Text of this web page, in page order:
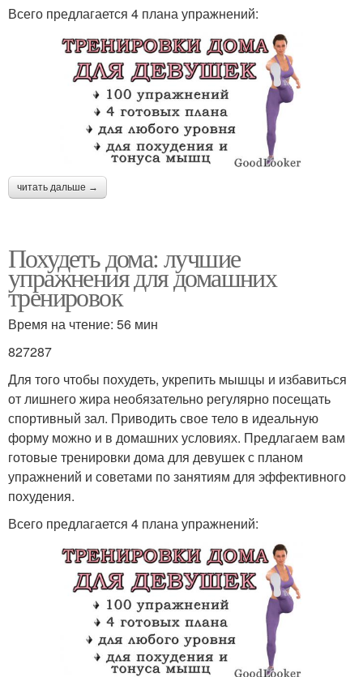
Всего предлагается 4 плана упражнений:
читать дальше →
Похудеть дома: лучшие
упражнения для домашних
тренировок
Время на чтение: 56 мин
827287
Для того чтобы похудеть, укрепить мышцы и избавиться
от лишнего жира необязательно регулярно посещать
спортивный зал. Приводить свое тело в идеальную
форму можно и в домашних условиях. Предлагаем вам
готовые тренировки дома для девушек с планом
упражнений и советами по занятиям для эффективного
похудения.
Всего предлагается 4 плана упражнений: